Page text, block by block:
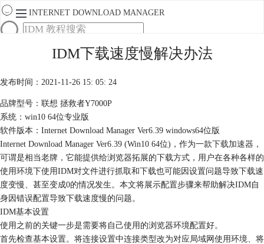
INTERNET DOWNLOAD MANAGER
服务
购买
IDM下载速度慢解决办法
发布时间：2021-11-26 15: 05: 24
品牌型号：联想 拯救者Y7000P
系统：win10 64位专业版
软件版本：Internet Download Manager Ver6.39 windows64位版
Internet Download Manager Ver6.39 (Win10 64位)，作为一款下载加速器 ，
可谓是相当老牌，它能提供给浏览器拓展的下载方式，用户在各种各样的
使用环境下使用IDM对文件进行抓取和下载也可能因设置问题导致下载速
度变慢、甚至变成0的情况发生。本文将展示配置步骤来帮助解决IDM自
身因错误配置导致下载速度慢的问题。
IDM基本设置
使用之前的关键一步是需要将自己使用的浏览器环境配置好。
首先检查基本设置。将连接设置中连接类型改为对应局域网使用环境、将